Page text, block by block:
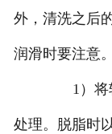
外，清洗之后
润滑时要注意。
1）将轴
处理。脱脂时